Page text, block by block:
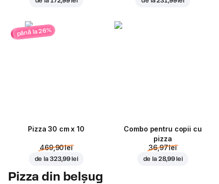
până la 26%
Pizza 30 cm x 10
469,90 lei
de la 323,99 lei
Combo pentru copii cu
pizza
36,97 lei
de la 28,99 lei
Pizza din belșug